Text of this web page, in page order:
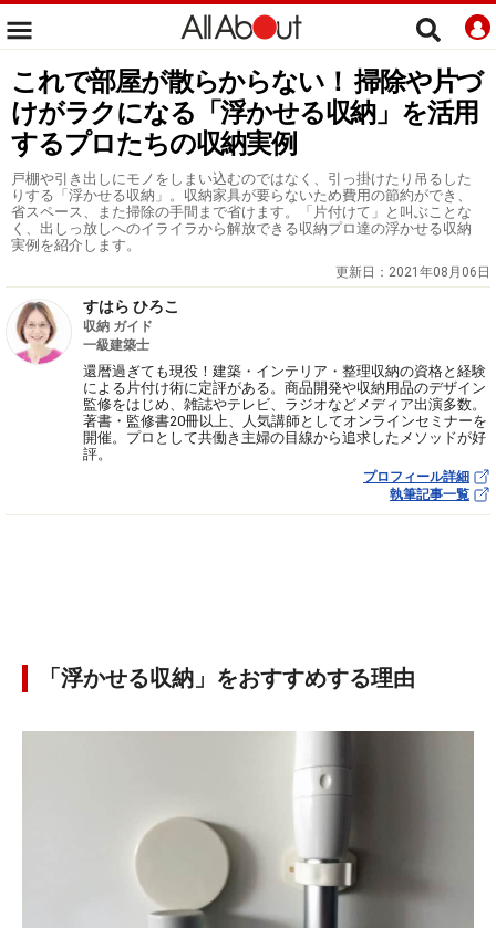
これで部屋が散らからない！ 掃除や片づ
けがラクになる「浮かせる収納」を活用
するプロたちの収納実例
戸棚や引き出しにモノをしまい込むのではなく、引っ掛けたり吊るした
りする「浮かせる収納」。収納家具が要らないため費用の節約ができ、
省スペース、また掃除の手間まで省けます。「片付けて」と叫ぶことな
く、出しっ放しへのイライラから解放できる収納プロ達の浮かせる収納
実例を紹介します。
更新日： 2021年08月06日
すはら ひろこ
収納 ガイド
一級建築士
還暦過ぎても現役！建築・インテリア・整理収納の資格と経験
による片付け術に定評がある。商品開発や収納用品のデザイン
監修をはじめ、雑誌やテレビ、ラジオなどメディア出演多数。
著書・監修書20冊以上、人気講師としてオンラインセミナーを
開催。プロとして共働き主婦の目線から追求したメソッドが好
評。
プロフィール詳細
執筆記事一覧
「浮かせる収納」をおすすめする理由